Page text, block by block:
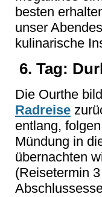
besten
unser
kulinarische
6. Tag:
Die Ourthe
Radreise
entlang,
Mündung in
übernachten
(Reisetermin